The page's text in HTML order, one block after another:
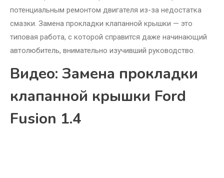
потенциальным ремонтом двигателя из-за недостатка
смазки. Замена прокладки клапанной крышки — это
типовая работа, с которой справится даже начинающий
автолюбитель, внимательно изучивший руководство.
Видео: Замена прокладки
клапанной крышки Ford
Fusion 1.4